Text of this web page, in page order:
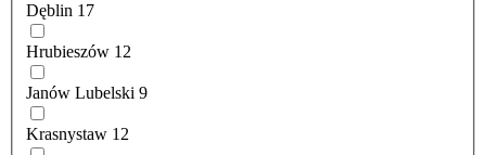
Dęblin 17
Hrubieszów 12
Janów Lubelski 9
Krasnystaw 12